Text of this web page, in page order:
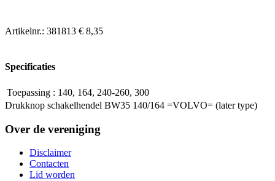
Artikelnr.: 381813 € 8,35
Specificaties
Toepassing : 140, 164, 240-260, 300
Drukknop schakelhendel BW35 140/164 =VOLVO= (later type)
Over de vereniging
Disclaimer
Contacten
Lid worden